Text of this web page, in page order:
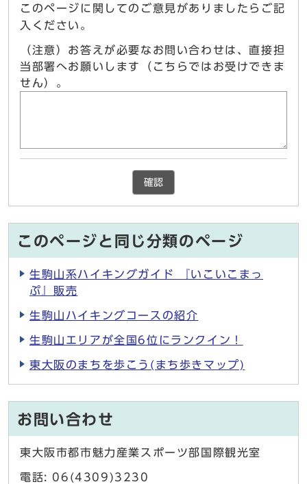
このページに関してのご意見がありましたらご記
入ください。
（注意）お答えが必要なお問い合わせは、直接担
当部署へお願いします（こちらではお受けできま
せん）。
確認
このページと同じ分類のページ
生駒山系ハイキングガイド 『いこいこまっ
ぷ』販売
生駒山ハイキングコースの紹介
生駒山エリアが全国6位にランクイン！
東大阪のまちを歩こう(まち歩きマップ)
お問い合わせ
東大阪市都市魅力産業スポーツ部国際観光室
電話: 06(4309)3230